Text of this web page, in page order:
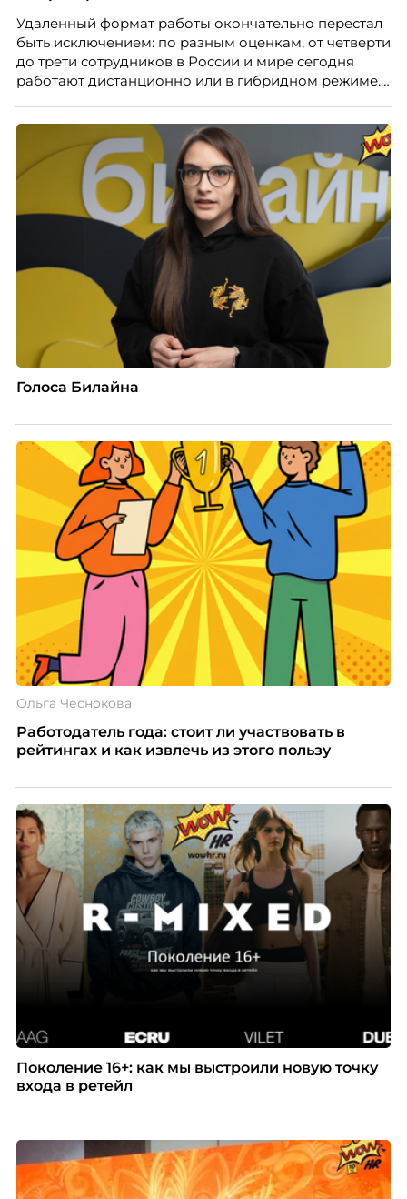
Удаленный формат работы окончательно перестал
быть исключением: по разным оценкам, от четверти
до трети сотрудников в России и мире сегодня
работают дистанционно или в гибридном режиме.
адаптация во многом происходит сама собой, то на
расстоянии она требует осознанного
проектирования — иначе компания рискует
потерять новичка в первые же месяцы.
Голоса Билайна
Ольга Чеснокова
Работодатель года: стоит ли участвовать в
рейтингах и как извлечь из этого пользу
Поколение 16+: как мы выстроили новую точку
входа в ретейл